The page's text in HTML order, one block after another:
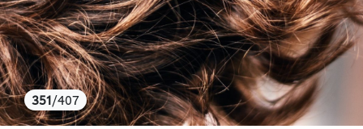
351 /407